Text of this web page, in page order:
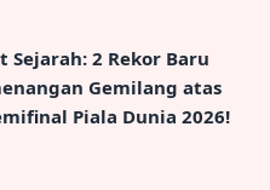
Sejarah: 2 Rekor Baru
Gemilang atas
Piala Dunia 2026!